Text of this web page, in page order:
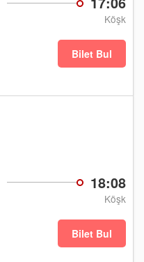
Köşk
Bilet Bul
18:08
Köşk
Bilet Bul